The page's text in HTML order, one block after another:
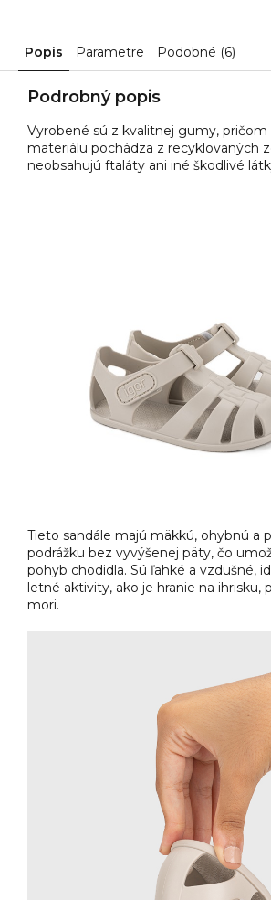
Popis Parametre Podobné (6)
Podrobný popis
Vyrobené sú z kvalitnej gumy, pričom
materiálu pochádza z recyklovaných
neobsahujú ftaláty ani iné škodlivé
Tieto sandále majú mäkkú, ohybnú a
podrážku bez vyvýšenej päty, čo
pohyb chodidla. Sú ľahké a vzdušné,
letné aktivity, ako je hranie na ihrisku,
mori.